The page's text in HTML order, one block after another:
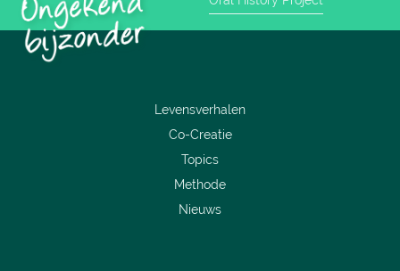
Levensverhalen
Co-Creatie
Topics
Methode
Nieuws